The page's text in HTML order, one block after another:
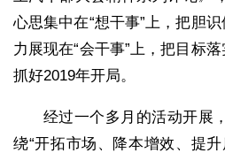
心思集中在“想干事”上，把胆
力展现在“会干事”上，把目标落
抓好2019年开局。
经过一个多月的活动开展
绕“开拓市场、降本增效、提